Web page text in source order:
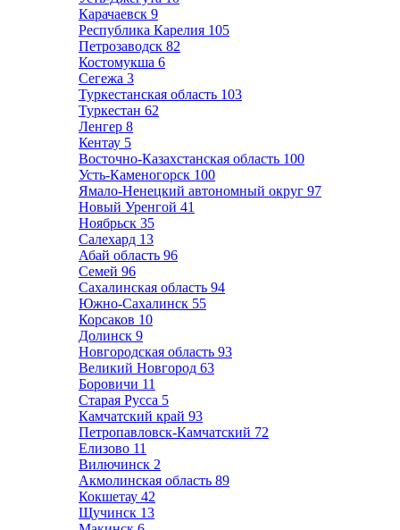
Карачаевск 9
Республика Карелия 105
Петрозаводск 82
Костомукша 6
Сегежа 3
Туркестанская область 103
Туркестан 62
Ленгер 8
Кентау 5
Восточно-Казахстанская область 100
Усть-Каменогорск 100
Ямало-Ненецкий автономный округ 97
Новый Уренгой 41
Ноябрьск 35
Салехард 13
Абай область 96
Семей 96
Сахалинская область 94
Южно-Сахалинск 55
Корсаков 10
Долинск 9
Новгородская область 93
Великий Новгород 63
Боровичи 11
Старая Русса 5
Камчатский край 93
Петропавловск-Камчатский 72
Елизово 11
Вилючинск 2
Акмолинская область 89
Кокшетау 42
Щучинск 13